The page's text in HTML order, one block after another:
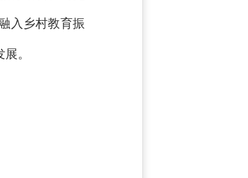
入乡村教育振
。